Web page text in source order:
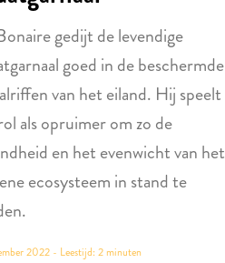
gedijt de levendige
goed in de beschermde
van het eiland. Hij speelt
als opruimer om zo de
en het evenwicht van het
ecosysteem in stand te
2022 - Leestijd: 2minuten